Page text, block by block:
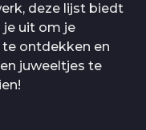
deze lijst biedt
je uit om je
ontdekken en
juweeltjes te